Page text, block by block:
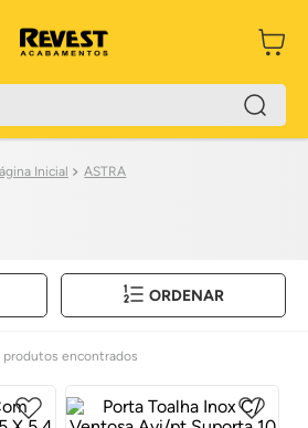
ASTRA
ORDENAR
produtos